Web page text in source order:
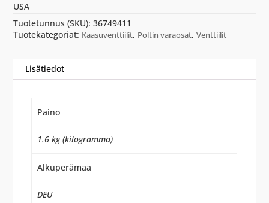
USA
Tuotetunnus (SKU):36749411
Tuotekategoriat: Kaasuventtiilit, Poltin varaosat,Venttiilit
Lisätiedot
Paino
1.6 kg (kilogramma)
Alkuperämaa
DEU